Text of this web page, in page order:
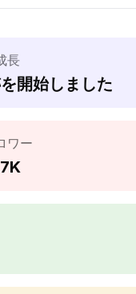
長
開始しました
ワー